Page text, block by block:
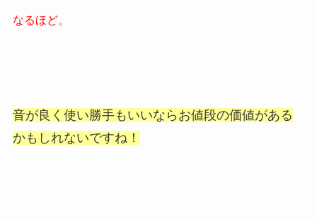
なるほど。
音が良く使い勝手もいいなら お値段の価値がある
かもしれないですね！